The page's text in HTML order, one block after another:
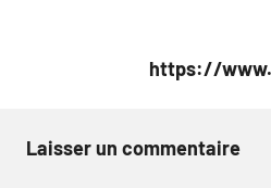
https://
Laisser un commentaire